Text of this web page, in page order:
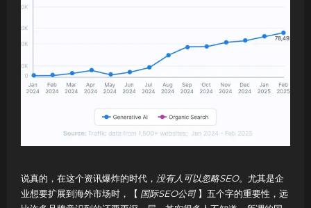
说真的，在这个资讯爆炸的时代， 没有人可以忽略SEO。尤其是企
业想要扩展到海外市场时，【 国际SEO公司】五个字的重要性，远